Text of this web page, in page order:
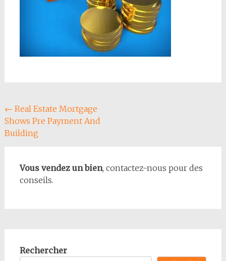
Navigation
de
l'article
← Real Estate Mortgage
Shows Pre Payment And
Building
Vous vendez un bien, contactez-nous pour des
conseils.
Rechercher